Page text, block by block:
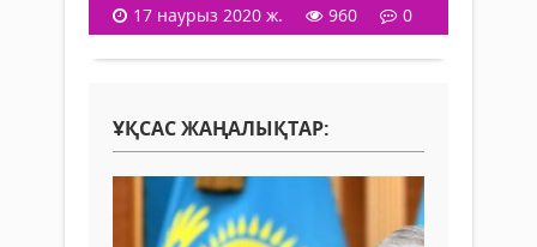
17 наурыз 2020 ж.
960 0
ҰҚСАС ЖАҢАЛЫҚТАР: